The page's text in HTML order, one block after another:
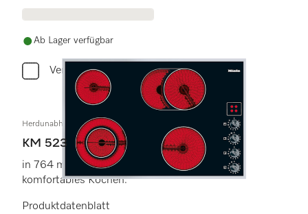
Ab Lager verfügbar
Vergleichen
Herdunabhängiges Elektrokochfeld
KM 523
in 764 mm 764 mm Breite für besonders
komfortables Kochen.
Produktdatenblatt